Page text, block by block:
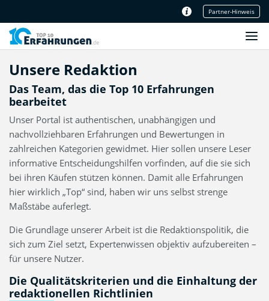
Unser Redaktionsteam
Partner-Hinweis
Unsere Redaktion
Das Team, das die Top 10 Erfahrungen
bearbeitet
Unser Portal ist authentischen, unabhängigen und
nachvollziehbaren Erfahrungen und Bewertungen in
zahlreichen Kategorien gewidmet. Hier sollen unsere Leser
informative Entscheidungshilfen vorfinden, auf die sie sich
bei ihren Käufen stützen können. Damit alle Erfahrungen
hier wirklich „Top“ sind, haben wir uns selbst strenge
Maßstäbe auferlegt.
Die Grundlage unserer Arbeit ist die Redaktionspolitik, die
sich zum Ziel setzt, Expertenwissen objektiv aufzubereiten –
für unsere Nutzer.
Die Qualitätskriterien und die Einhaltung der
redaktionellen Richtlinien